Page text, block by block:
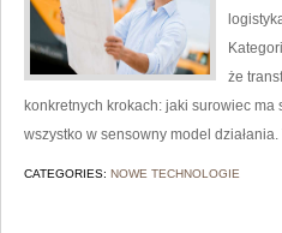
że
konkretnych krokach: jaki surowiec
wszystko w sensowny model działania.
CATEGORIES: NOWE TECHNOLOGIE